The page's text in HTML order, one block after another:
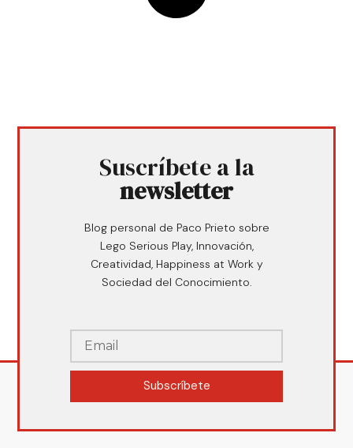
Suscríbete a la
newsletter
Blog personal de Paco Prieto sobre
Lego Serious Play, Innovación,
Creatividad, Happiness at Work y
Sociedad del Conocimiento.
Subscríbete